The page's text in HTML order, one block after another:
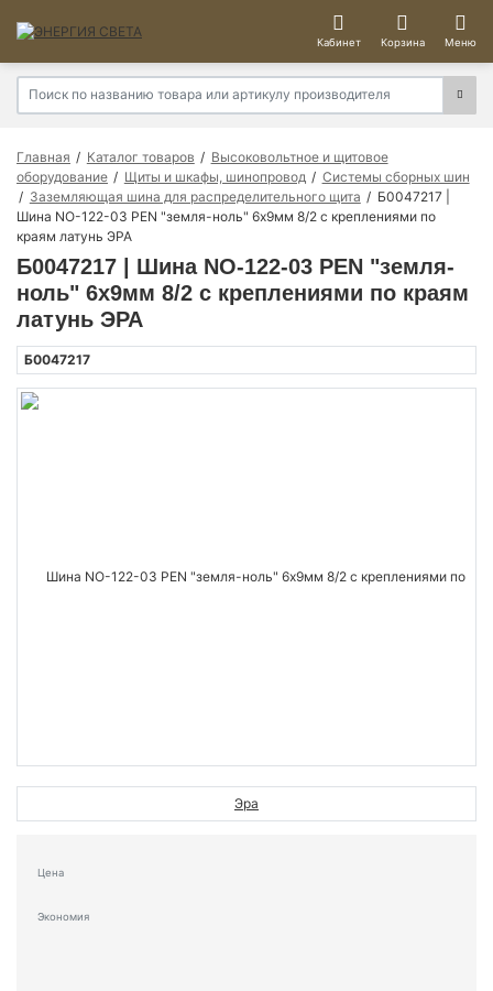
Кабинет Корзина Меню
Главная Каталог товаров
Высоковольтное и щитовое
оборудование
Щиты и шкафы, шинопровод
Системы сборных шин
Заземляющая шина для распределительного щита
Б0047217 |
Шина NO-122-03 PEN "земля-ноль" 6х9мм 8/2 с креплениями по
краям латунь ЭРА
Б0047217 | Шина NO-122-03 PEN "земля-
ноль" 6х9мм 8/2 с креплениями по краям
латунь ЭРА
Б0047217
Эра
Цена
Экономия